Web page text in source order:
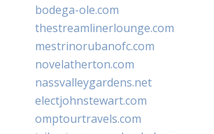
bodega-ole.com
thestreamlinerlounge.com
mestrinorubanofc.com
novelatherton.com
nassvalleygardens.net
electjohnstewart.com
omptourtravels.com